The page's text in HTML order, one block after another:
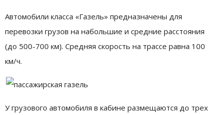
Автомобили класса «Газель» предназначены для
перевозки грузов на набольшие и средние расстояния
(до 500-700 км). Средняя скорость на трассе равна 100
км/ч.
У грузового автомобиля в кабине размещаются до трех